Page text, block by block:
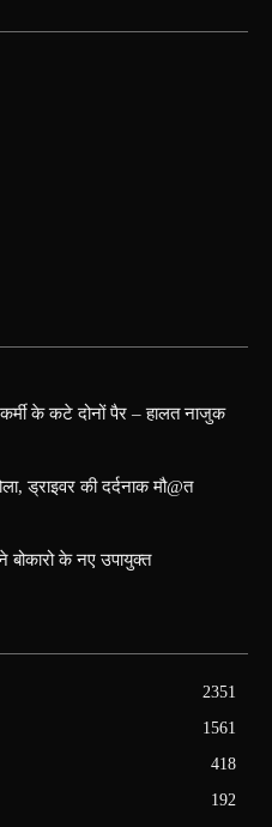
कर्मी के कटे दोनों पैर – हालत नाजुक
ड्राइवर की दर्दनाक मौ@त
के नए उपायुक्त
2351
1561
418
192